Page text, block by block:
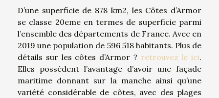
D’une superficie de 878 km2, les Côtes d’Armor
se classe 20eme en termes de superficie parmi
l’ensemble des départements de France. Avec en
2019 une population de 596 518 habitants. Plus de
détails sur les côtes d’Armor ? retrouvez le ici.
Elles possèdent l’avantage d’avoir une façade
maritime donnant sur la manche ainsi qu’une
variété considérable de côtes, avec des plages